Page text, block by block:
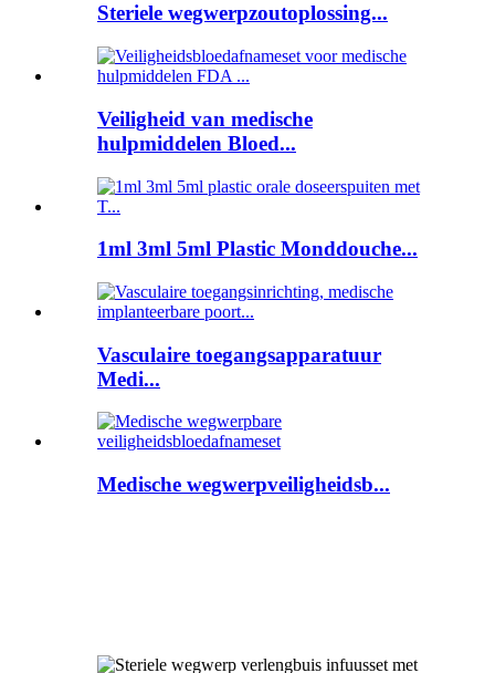
Steriele wegwerpzoutoplossing...
Veiligheid van medische
hulpmiddelen Bloed...
1ml 3ml 5ml Plastic Monddouche...
Vasculaire toegangsapparatuur
Medi...
Medische wegwerpveiligheidsb...